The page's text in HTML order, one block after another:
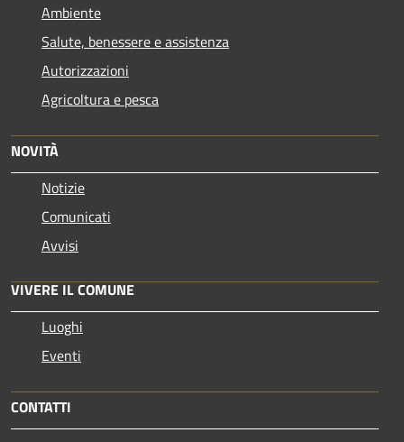
Ambiente
Salute, benessere e assistenza
Autorizzazioni
Agricoltura e pesca
NOVITÀ
Notizie
Comunicati
Avvisi
VIVERE IL COMUNE
Luoghi
Eventi
CONTATTI